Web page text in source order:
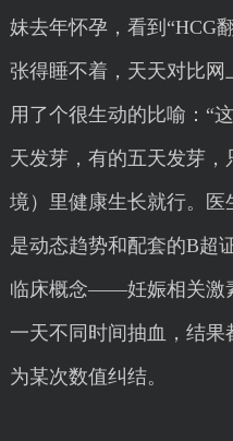
妹去年怀孕，看到“HCG
张得睡不着，天天对比网
用了个很生动的比喻：“
天发芽，有的五天发芽
境）里健康生长就行。医
是动态趋势和配套的B超
临床概念——妊娠相关激
一天不同时间抽血，结
为某次数值纠结。